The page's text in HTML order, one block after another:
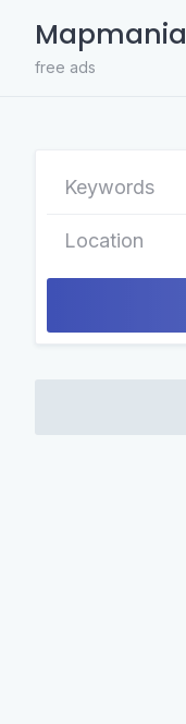
content
Mapmania
free ads